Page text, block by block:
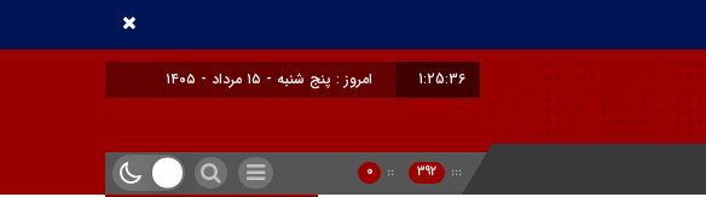
1:25:37 امروز : پنج شنبه - ۱۵ مرداد - ۱۴۰۵
:::
392
::
0